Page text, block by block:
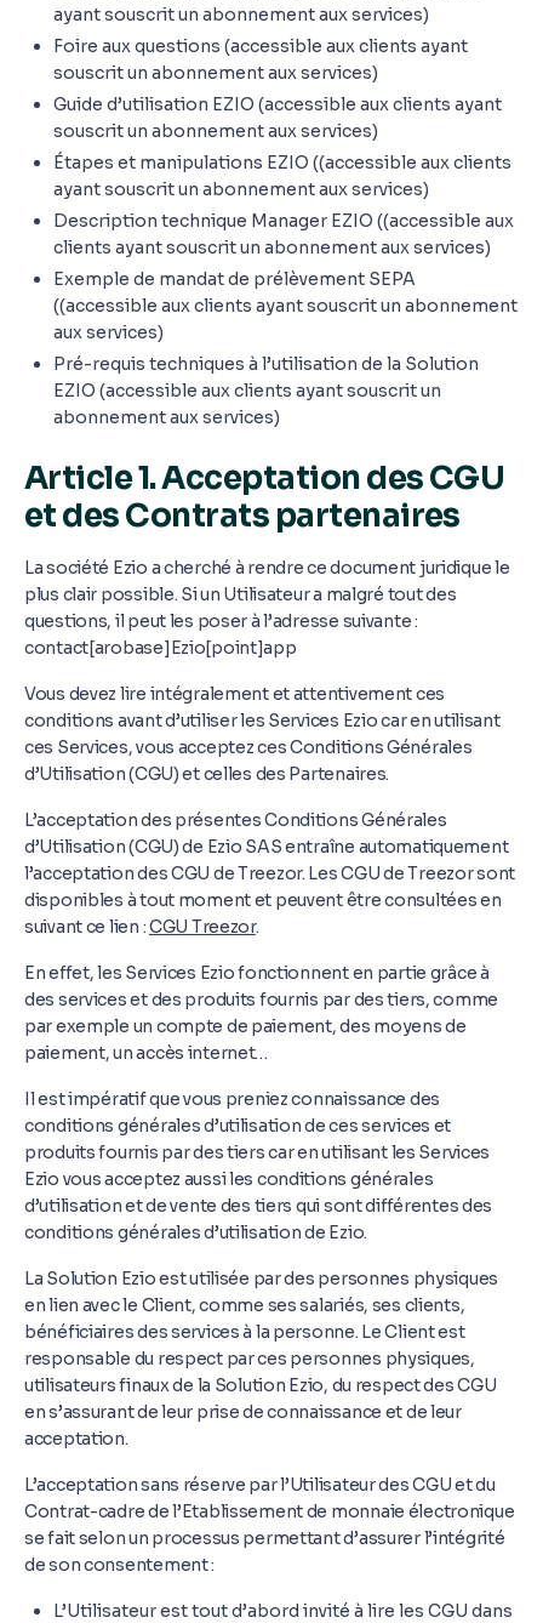
ayant souscrit un abonnement aux services)
Foire aux questions (accessible aux clients ayant
souscrit un abonnement aux services)
Guide d’utilisation EZIO (accessible aux clients ayant
souscrit un abonnement aux services)
Étapes et manipulations EZIO ((accessible aux clients
ayant souscrit un abonnement aux services)
Description technique Manager EZIO ((accessible aux
clients ayant souscrit un abonnement aux services)
Exemple de mandat de prélèvement SEPA
((accessible aux clients ayant souscrit un abonnement
aux services)
Pré-requis techniques à l’utilisation de la Solution
EZIO (accessible aux clients ayant souscrit un
abonnement aux services)
Article 1. Acceptation des CGU
et des Contrats partenaires
La société Ezio a cherché à rendre ce document juridique le
plus clair possible. Si un Utilisateur a malgré tout des
questions, il peut les poser à l’adresse suivante :
contact[arobase]Ezio[point]app
Vous devez lire intégralement et attentivement ces
conditions avant d’utiliser les Services Ezio car en utilisant
ces Services, vous acceptez ces Conditions Générales
d’Utilisation (CGU) et celles des Partenaires.
L’acceptation des présentes Conditions Générales
d’Utilisation (CGU) de Ezio SAS entraîne automatiquement
l’acceptation des CGU de Treezor. Les CGU de Treezor sont
disponibles à tout moment et peuvent être consultées en
suivant ce lien :CGU Treezor.
En effet, les Services Ezio fonctionnent en partie grâce à
des services et des produits fournis par des tiers, comme
par exemple un compte de paiement, des moyens de
paiement, un accès internet…
Il est impératif que vous preniez connaissance des
conditions générales d’utilisation de ces services et
produits fournis par des tiers car en utilisant les Services
Ezio vous acceptez aussi les conditions générales
d’utilisation et de vente des tiers qui sont différentes des
conditions générales d’utilisation de Ezio.
La Solution Ezio est utilisée par des personnes physiques
en lien avec le Client, comme ses salariés, ses clients,
bénéficiaires des services à la personne. Le Client est
responsable du respect par ces personnes physiques,
utilisateurs finaux de la Solution Ezio, du respect des CGU
en s’assurant de leur prise de connaissance et de leur
acceptation.
L’acceptation sans réserve par l’Utilisateur des CGU et du
Contrat-cadre de l’Etablissement de monnaie électronique
se fait selon un processus permettant d’assurer l’intégrité
de son consentement :
L’Utilisateur est tout d’abord invité à lire les CGU dans